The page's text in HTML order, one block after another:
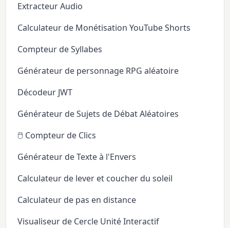
Extracteur Audio
Calculateur de Monétisation YouTube Shorts
Compteur de Syllabes
Générateur de personnage RPG aléatoire
Décodeur JWT
Générateur de Sujets de Débat Aléatoires
🖱️ Compteur de Clics
Générateur de Texte à l'Envers
Calculateur de lever et coucher du soleil
Calculateur de pas en distance
Visualiseur de Cercle Unité Interactif